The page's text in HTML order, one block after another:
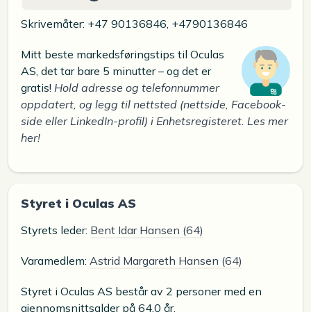
Skrivemåter: +47 90136846, +4790136846
Mitt beste markedsføringstips til Oculas
AS, det tar bare 5 minutter – og det er
gratis! Hold adresse og telefonnummer
oppdatert, og legg til nettsted (nettside, Facebook-
side eller LinkedIn-profil) i Enhetsregisteret. Les mer
her!
Styret i Oculas AS
Styrets leder: Bent Idar Hansen (64)
Varamedlem: Astrid Margareth Hansen (64)
Styret i Oculas AS består av 2 personer med en
gjennomsnittsalder på 64,0 år.